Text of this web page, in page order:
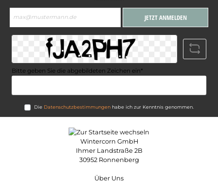
Mail-
Adresse*
JETZT ANMELDEN
Bitte geben Sie die abgebildeten Zeichen ein*
Die Datenschutzbestimmungenhabe ich zur Kenntnis genommen.
Wintercorn GmbH
Ihmer Landstraße 2B
30952 Ronnenberg
Über Uns